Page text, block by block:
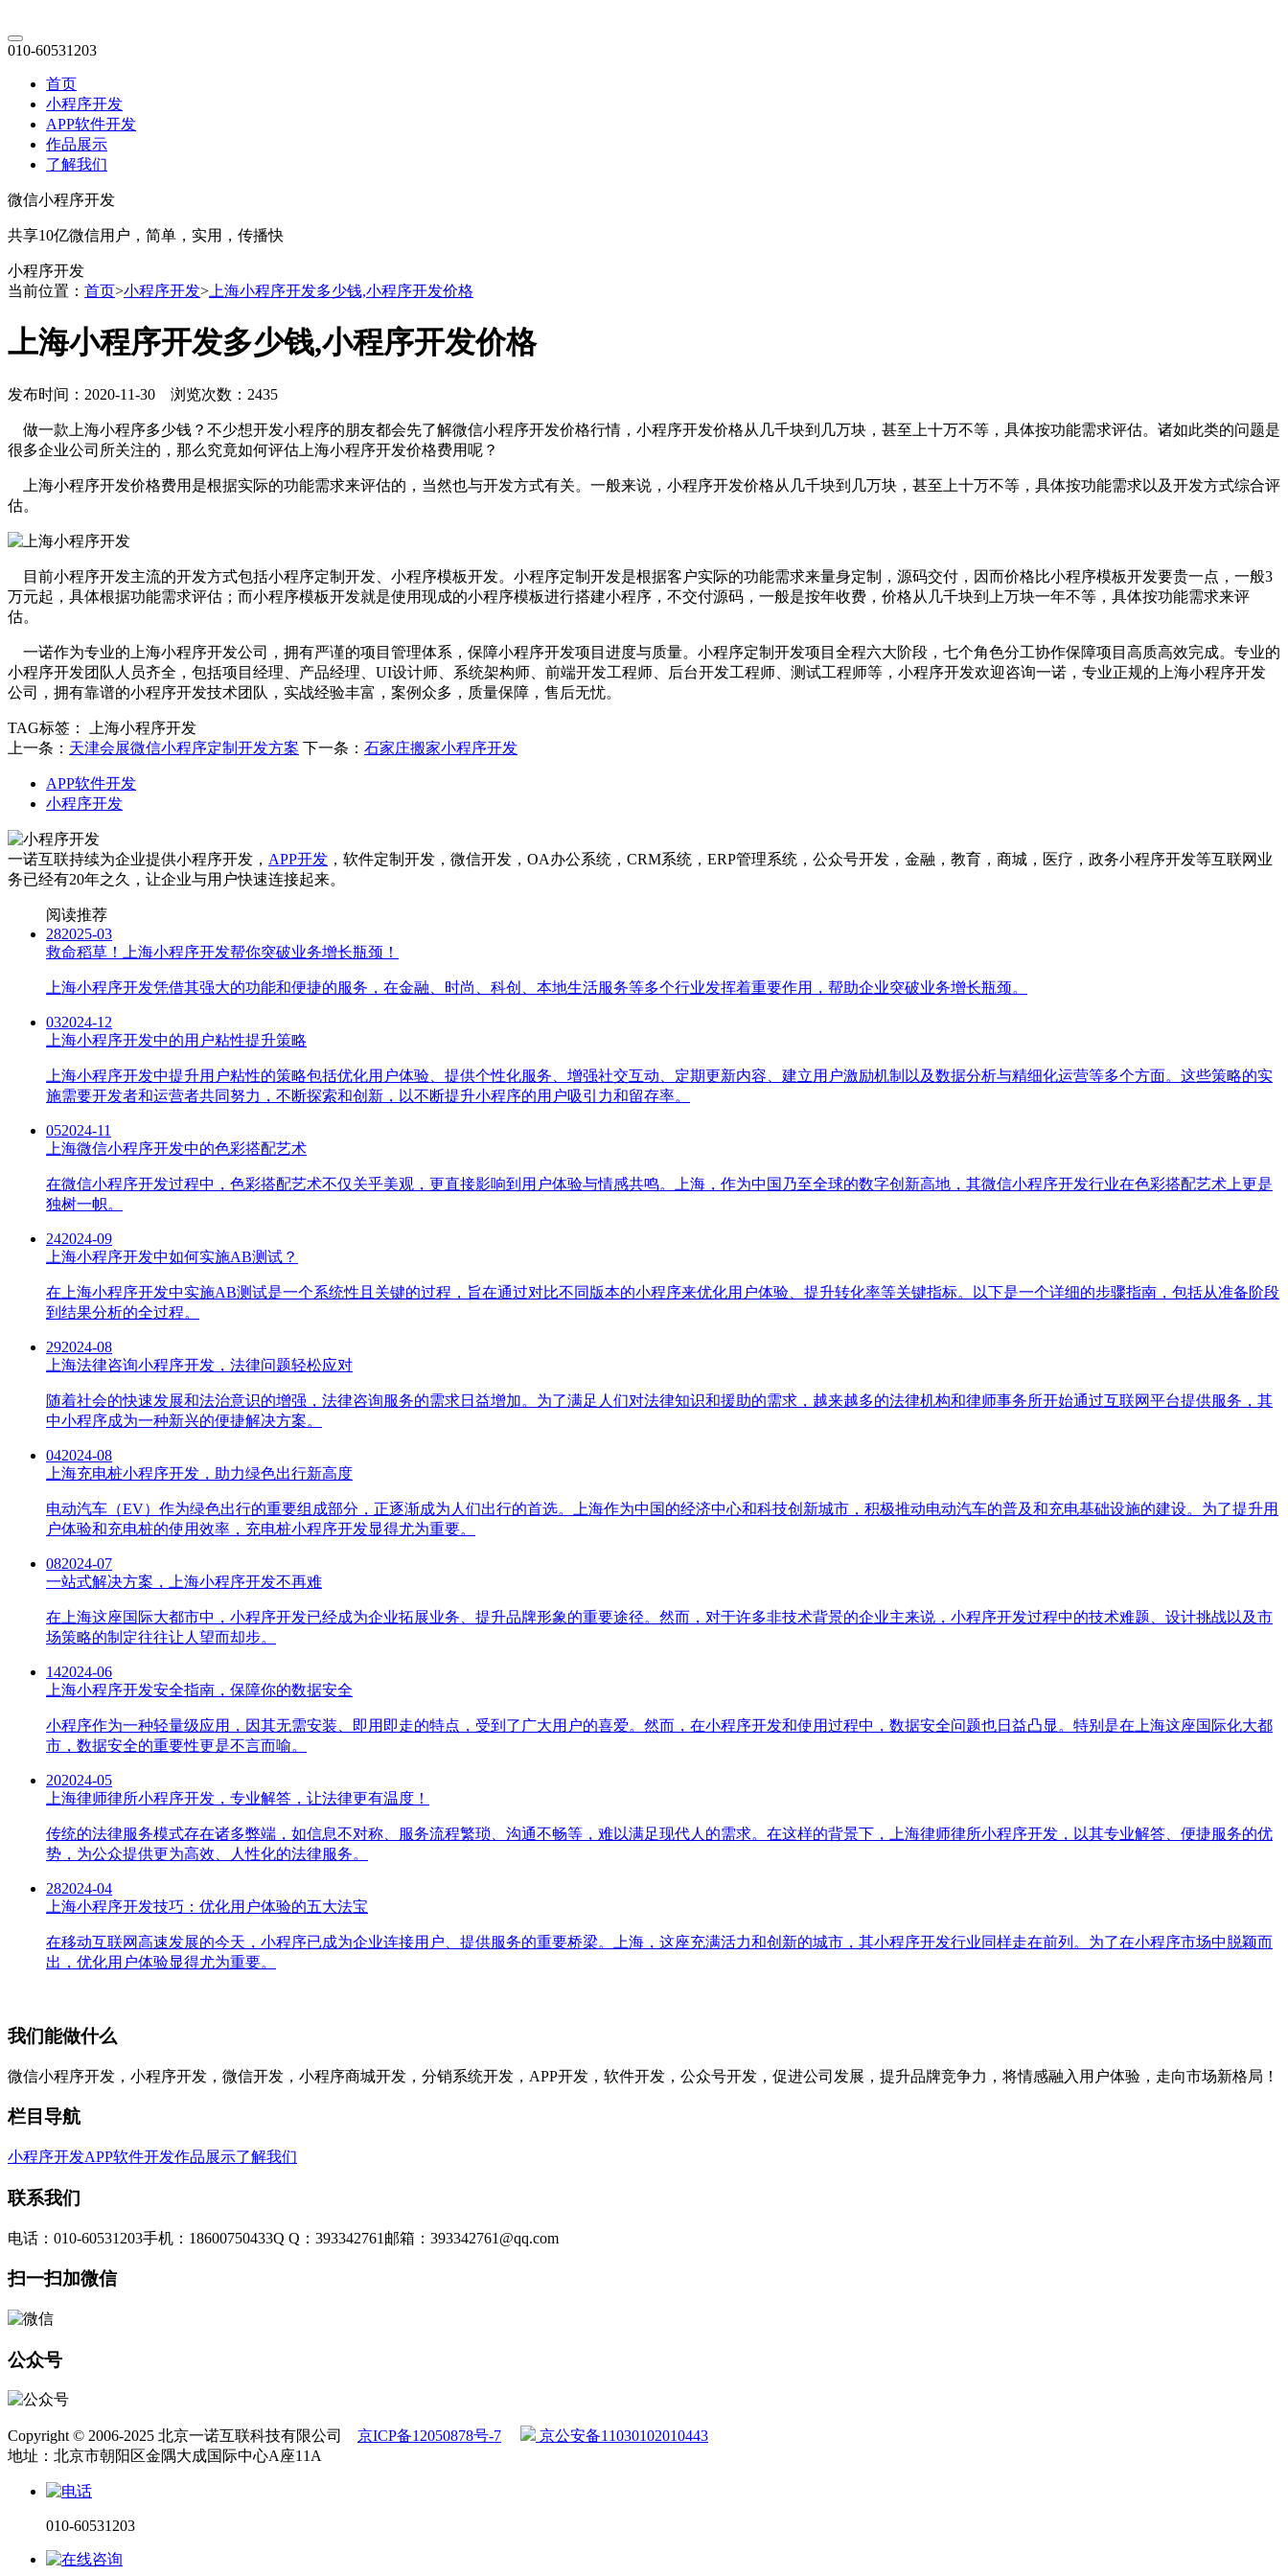
010-60531203
首页
小程序开发
APP软件开发
作品展示
了解我们
微信小程序开发
共享10亿微信用户，简单，实用，传播快
小程序开发
当前位置： 首页>小程序开发> 上海小程序开发多少钱,小程序开发价格
上海小程序开发多少钱,小程序开发价格
发布时间：2020-11-30 浏览次数：2435
做一款上海小程序多少钱？不少想开发小程序的朋友都会先了解微信小程序开发价格行情，小程序开发价格从几千块到几万块，甚至上十万不等，具体按功能需求评估。诸如此类的问题是
很多企业公司所关注的，那么究竟如何评估上海小程序开发价格费用呢？
上海小程序开发价格费用是根据实际的功能需求来评估的，当然也与开发方式有关。一般来说，小程序开发价格从几千块到几万块，甚至上十万不等，具体按功能需求以及开发方式综合评
估。
目前小程序开发主流的开发方式包括小程序定制开发、小程序模板开发。小程序定制开发是根据客户实际的功能需求来量身定制，源码交付，因而价格比小程序模板开发要贵一点，一般3
万元起，具体根据功能需求评估；而小程序模板开发就是使用现成的小程序模板进行搭建小程序，不交付源码，一般是按年收费，价格从几千块到上万块一年不等，具体按功能需求来评
估。
一诺作为专业的上海小程序开发公司，拥有严谨的项目管理体系，保障小程序开发项目进度与质量。小程序定制开发项目全程六大阶段，七个角色分工协作保障项目高质高效完成。专业的
小程序开发团队人员齐全，包括项目经理、产品经理、UI设计师、系统架构师、前端开发工程师、后台开发工程师、测试工程师等，小程序开发欢迎咨询一诺，专业正规的上海小程序开发
公司，拥有靠谱的小程序开发技术团队，实战经验丰富，案例众多，质量保障，售后无忧。
TAG标签：
上海小程序开发
上一条： 天津会展微信小程序定制开发方案 下一条： 石家庄搬家小程序开发
APP软件开发
小程序开发
一诺互联持续为企业提供小程序开发， APP开发 ，软件定制开发，微信开发，OA办公系统，CRM系统，ERP管理系统，公众号开发，金融，教育，商城，医疗，政务小程序开发等互联网业
务已经有20年之久，让企业与用户快速连接起来。
阅读推荐
282025-03
救命稻草！上海小程序开发帮你突破业务增长瓶颈！
上海小程序开发凭借其强大的功能和便捷的服务，在金融、时尚、科创、本地生活服务等多个行业发挥着重要作用，帮助企业突破业务增长瓶颈。
032024-12
上海小程序开发中的用户粘性提升策略
上海小程序开发中提升用户粘性的策略包括优化用户体验、提供个性化服务、增强社交互动、定期更新内容、建立用户激励机制以及数据分析与精细化运营等多个方面。这些策略的实
施需要开发者和运营者共同努力，不断探索和创新，以不断提升小程序的用户吸引力和留存率。
052024-11
上海微信小程序开发中的色彩搭配艺术
在微信小程序开发过程中，色彩搭配艺术不仅关乎美观，更直接影响到用户体验与情感共鸣。上海，作为中国乃至全球的数字创新高地，其微信小程序开发行业在色彩搭配艺术上更是
独树一帜。
242024-09
上海小程序开发中如何实施AB测试？
在上海小程序开发中实施AB测试是一个系统性且关键的过程，旨在通过对比不同版本的小程序来优化用户体验、提升转化率等关键指标。以下是一个详细的步骤指南，包括从准备阶段
到结果分析的全过程。
292024-08
上海法律咨询小程序开发，法律问题轻松应对
随着社会的快速发展和法治意识的增强，法律咨询服务的需求日益增加。为了满足人们对法律知识和援助的需求，越来越多的法律机构和律师事务所开始通过互联网平台提供服务，其
中小程序成为一种新兴的便捷解决方案。
042024-08
上海充电桩小程序开发，助力绿色出行新高度
电动汽车（EV）作为绿色出行的重要组成部分，正逐渐成为人们出行的首选。上海作为中国的经济中心和科技创新城市，积极推动电动汽车的普及和充电基础设施的建设。为了提升用
户体验和充电桩的使用效率，充电桩小程序开发显得尤为重要。
082024-07
一站式解决方案，上海小程序开发不再难
在上海这座国际大都市中，小程序开发已经成为企业拓展业务、提升品牌形象的重要途径。然而，对于许多非技术背景的企业主来说，小程序开发过程中的技术难题、设计挑战以及市
场策略的制定往往让人望而却步。
142024-06
上海小程序开发安全指南，保障你的数据安全
小程序作为一种轻量级应用，因其无需安装、即用即走的特点，受到了广大用户的喜爱。然而，在小程序开发和使用过程中，数据安全问题也日益凸显。特别是在上海这座国际化大都
市，数据安全的重要性更是不言而喻。
202024-05
上海律师律所小程序开发，专业解答，让法律更有温度！
传统的法律服务模式存在诸多弊端，如信息不对称、服务流程繁琐、沟通不畅等，难以满足现代人的需求。在这样的背景下，上海律师律所小程序开发，以其专业解答、便捷服务的优
势，为公众提供更为高效、人性化的法律服务。
282024-04
上海小程序开发技巧：优化用户体验的五大法宝
在移动互联网高速发展的今天，小程序已成为企业连接用户、提供服务的重要桥梁。上海，这座充满活力和创新的城市，其小程序开发行业同样走在前列。为了在小程序市场中脱颖而
出，优化用户体验显得尤为重要。
我们能做什么
微信小程序开发，小程序开发，微信开发，小程序商城开发，分销系统开发，APP开发，软件开发，公众号开发，促进公司发展，提升品牌竞争力，将情感融入用户体验，走向市场新格局！
栏目导航
小程序开发APP软件开发作品展示了解我们
联系我们
电话：010-60531203手机：18600750433Q Q：393342761 邮箱：393342761@qq.com
扫一扫加微信
公众号
Copyright © 2006-2025 北京一诺互联科技有限公司 京ICP备12050878号-7
京公安备11030102010443
地址：北京市朝阳区金隅大成国际中心A座11A
010-60531203